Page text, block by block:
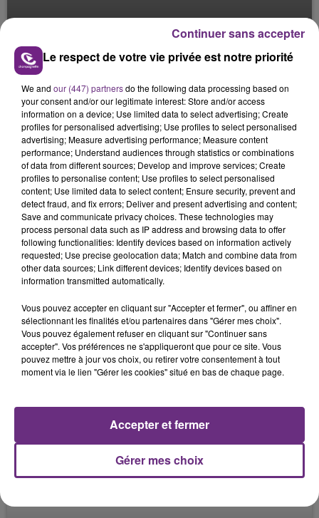
L'E-SPORT : LE CHAMPAGNE BASKET
Le Mag des Sports
L'E-SPORT : LE CSSA
Le Mag des Sports
Le respect de votre vie privée est notre priorité
We and our (447) partnersdo the following data processing based on
your consent and/or our legitimate interest: Store and/or access
information on a device; Use limited data to select advertising; Create
profiles for personalised advertising; Use profiles to select personalised
advertising; Measure advertising performance; Measure content
performance; Understand audiences through statistics or combinations
of data from different sources; Develop and improve services; Create
profiles to personalise content; Use profiles to select personalised
content; Use limited data to select content; Ensure security, prevent and
detect fraud, and fix errors; Deliver and present advertising and content;
Save and communicate privacy choices. These technologies may
process personal data such as IP address and browsing data to offer
following functionalities: Identify devices based on information actively
requested; Use precise geolocation data; Match and combine data from
other data sources; Link different devices; Identify devices based on
information transmitted automatically.
Vous pouvez accepter en cliquant sur "Accepter et fermer", ou affiner en
sélectionnant les finalités et/ou partenaires dans "Gérer mes choix".
Vous pouvez également refuser en cliquant sur "Continuer sans
accepter". Vos préférences ne s'appliqueront que pour ce site. Vous
pouvez mettre à jour vos choix, ou retirer votre consentement à tout
moment via le lien "Gérer les cookies" situé en bas de chaque page.
Gérer mes choix
Accepter et fermer
Continuer sans accepter